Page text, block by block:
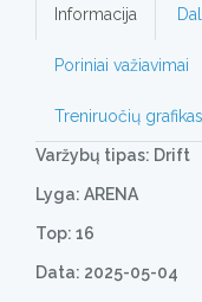
Informacija
Poriniai važiavimai
Treniruočių grafikas
Varžybų tipas: Drift
Lyga: ARENA
Top: 16
Data: 2025-05-04